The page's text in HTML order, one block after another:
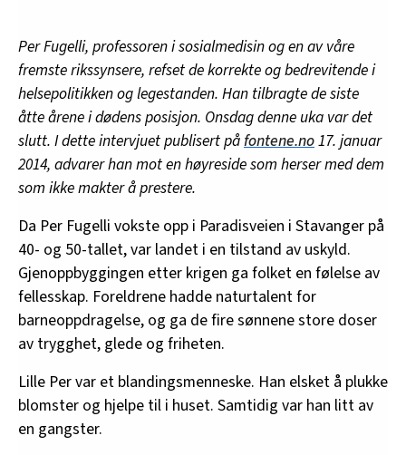
Per Fugelli, professoren i sosialmedisin og en av våre
fremste rikssynsere, refset de korrekte og bedrevitende i
helsepolitikken og legestanden. Han tilbragte de siste
åtte årene i dødens posisjon. Onsdag denne uka var det
slutt. I dette intervjuet publisert påfontene.no17. januar
2014, advarer han mot en høyreside som herser med dem
som ikke makter å prestere.
Da Per Fugelli vokste opp i Paradisveien i Stavanger på
40- og 50-tallet, var landet i en tilstand av uskyld.
Gjenoppbyggingen etter krigen ga folket en følelse av
fellesskap. Foreldrene hadde naturtalent for
barneoppdragelse, og ga de fire sønnene store doser
av trygghet, glede og friheten.
Lille Per var et blandingsmenneske. Han elsket å plukke
blomster og hjelpe til i huset. Samtidig var han litt av
en gangster.